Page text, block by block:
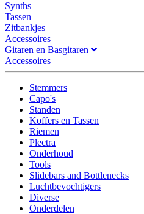
Synths
Tassen
Zitbankjes
Accessoires
Gitaren en Basgitaren
Accessoires
Stemmers
Capo's
Standen
Koffers en Tassen
Riemen
Plectra
Onderhoud
Tools
Slidebars and Bottlenecks
Luchtbevochtigers
Diverse
Onderdelen